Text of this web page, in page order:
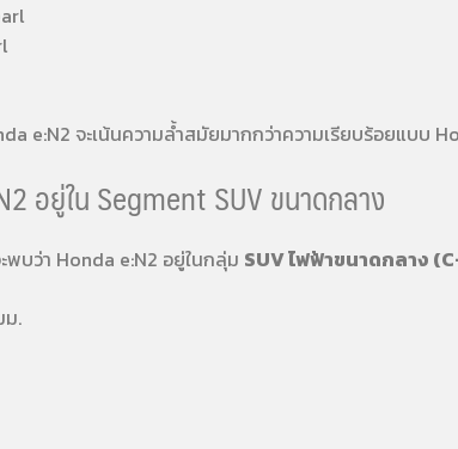
e:N2 จะเน้นความล้ำสมัยมากกว่าความเรียบร้อยแบบ
อยู่ใน Segment SUV ขนาดกลาง
บว่า Honda e:N2 อยู่ในกลุ่ม SUV ไฟฟ้าขนาดกลาง
ม.